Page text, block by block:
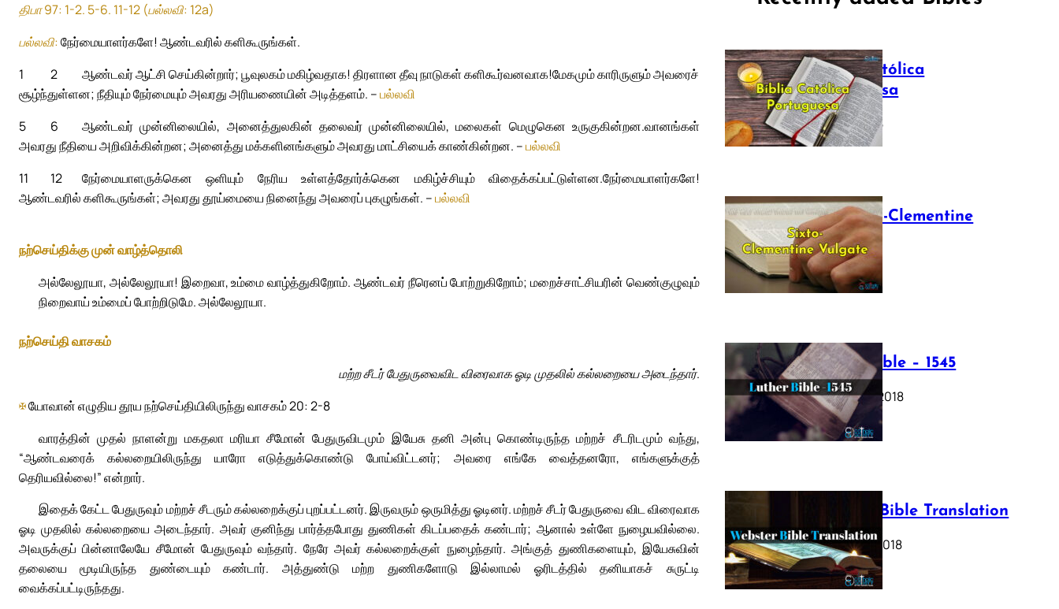
திபா 97: 1-2. 5-6. 11-12 (பல்லவி: 12a)
பல்லவி:நேர்மையாளர்களே! ஆண்டவரில் களிகூருங்கள்.
1
ஆண்டவர் ஆட்சி செய்கின்றார்; பூவுலகம் மகிழ்வதாக! திரளான தீவு நாடுகள் களிகூர்வனவாக!
2
மேகமும் காரிருளும் அவரைச்
சூழ்ந்துள்ளன; நீதியும் நேர்மையும் அவரது அரியணையின் அடித்தளம். –பல்லவி
5
ஆண்டவர் முன்னிலையில், அனைத்துலகின் தலைவர் முன்னிலையில், மலைகள் மெழுகென உருகுகின்றன.
6
வானங்கள்
அவரது நீதியை அறிவிக்கின்றன; அனைத்து மக்களினங்களும் அவரது மாட்சியைக் காண்கின்றன. –பல்லவி
11
நேர்மையாளருக்கென ஒளியும் நேரிய உள்ளத்தோர்க்கென மகிழ்ச்சியும் விதைக்கப்பட்டுள்ளன.
12
நேர்மையாளர்களே!
ஆண்டவரில் களிகூருங்கள்; அவரது தூய்மையை நினைந்து அவரைப் புகழுங்கள். –பல்லவி
நற்செய்திக்கு முன் வாழ்த்தொலி
அல்லேலூயா, அல்லேலூயா! இறைவா, உம்மை வாழ்த்துகிறோம். ஆண்டவர் நீரெனப் போற்றுகிறோம்; மறைச்சாட்சியரின் வெண்குழுவும்
நிறைவாய் உம்மைப் போற்றிடுமே. அல்லேலூயா.
நற்செய்தி வாசகம்
மற்ற சீடர் பேதுருவைவிட விரைவாக ஓடி முதலில் கல்லறையை அடைந்தார்.
✠யோவான் எழுதிய தூய நற்செய்தியிலிருந்து வாசகம் 20: 2-8
வாரத்தின் முதல் நாளன்று மகதலா மரியா சீமோன் பேதுருவிடமும் இயேசு தனி அன்பு கொண்டிருந்த மற்றச் சீடரிடமும் வந்து,
“ஆண்டவரைக் கல்லறையிலிருந்து யாரோ எடுத்துக்கொண்டு போய்விட்டனர்; அவரை எங்கே வைத்தனரோ, எங்களுக்குத்
தெரியவில்லை!” என்றார்.
இதைக் கேட்ட பேதுருவும் மற்றச் சீடரும் கல்லறைக்குப் புறப்பட்டனர். இருவரும் ஒருமித்து ஓடினர். மற்றச் சீடர் பேதுருவை விட விரைவாக
ஓடி முதலில் கல்லறையை அடைந்தார். அவர் குனிந்து பார்த்தபோது துணிகள் கிடப்பதைக் கண்டார்; ஆனால் உள்ளே நுழையவில்லை.
அவருக்குப் பின்னாலேயே சீமோன் பேதுருவும் வந்தார். நேரே அவர் கல்லறைக்குள் நுழைந்தார். அங்குத் துணிகளையும், இயேசுவின்
தலையை மூடியிருந்த துண்டையும் கண்டார். அத்துண்டு மற்ற துணிகளோடு இல்லாமல் ஓரிடத்தில் தனியாகச் சுருட்டி
வைக்கப்பட்டிருந்தது.
Bíblia Católica
Portuguesa
July 16, 2025
The Sixto-Clementine
Vulgate
July 12, 2025
Luther Bible – 1545
October 17, 2018
Webster Bible Translation
October 11, 2018